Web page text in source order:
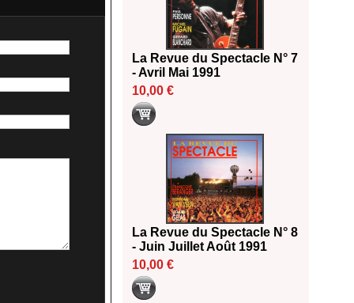
La Revue du Spectacle N° 7
- Avril Mai 1991
10,00 €
La Revue du Spectacle N° 8
- Juin Juillet Août 1991
10,00 €